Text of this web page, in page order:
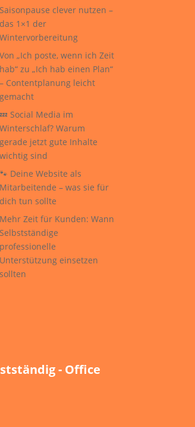
Saisonpause clever nutzen –
das 1×1 der
Wintervorbereitung
Von „Ich poste, wenn ich Zeit
hab“ zu „Ich hab einen Plan“
– Contentplanung leicht
gemacht
💤 Social Media im
Winterschlaf? Warum
gerade jetzt gute Inhalte
wichtig sind
🐾 Deine Website als
Mitarbeitende – was sie für
dich tun sollte
Mehr Zeit für Kunden: Wann
Selbstständige
professionelle
Unterstützung einsetzen
sollten
- Office